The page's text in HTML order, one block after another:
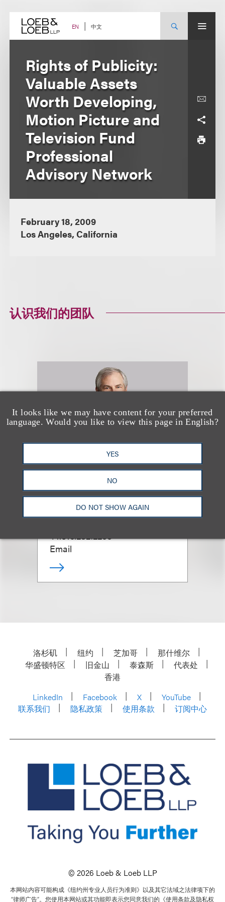
content EN 中文
It looks like we may have content for your preferred
language. Would you like to view this page in English?
YES
NO
DO NOT SHOW AGAIN
Rights of Publicity:
Valuable Assets
Worth Developing,
Motion Picture and
Television Fund
Professional
Advisory Network
February 18, 2009
Los Angeles, California
认识我们的团队
Jeffrey M. Loeb
合伙人
+1.310.282.2266
Email
洛杉矶 纽约 芝加哥
那什维尔
华盛顿特区
旧金山 泰森斯
代表处
香港
LinkedIn
Facebook X
YouTube
联系我们
隐私政策 使用条款 订阅中心
© 2026 Loeb & Loeb LLP
本网站内容可能构成《纽约州专业人员行为准则》以及其它法域之法律项下的
“律师广告”。您使用本网站或其功能即表示您同意我们的《使用条款及隐私权